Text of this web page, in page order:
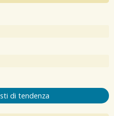
di tendenza